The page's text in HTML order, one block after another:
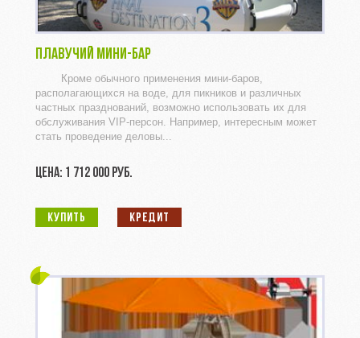
ПЛАВУЧИЙ МИНИ-БАР
Кроме обычного применения мини-баров,
располагающихся на воде, для пикников и различных
частных празднований, возможно использовать их для
обслуживания VIP-персон. Например, интересным может
стать проведение деловы...
ЦЕНА: 1 712 000 РУБ.
КУПИТЬ КРЕДИТ